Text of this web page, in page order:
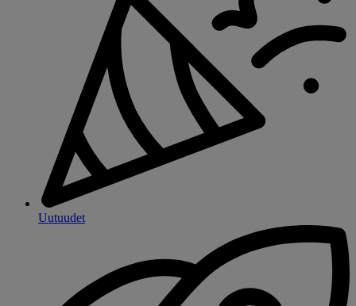
Uutuudet